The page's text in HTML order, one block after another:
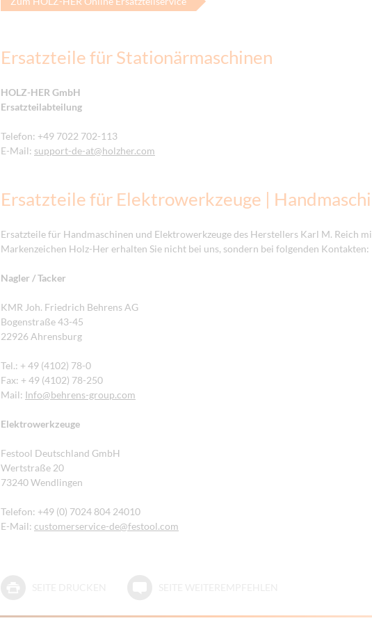
Ersatzteile für Stationärmaschinen
HOLZ-HER GmbH
Ersatzteilabteilung
Telefon: +49 7022 702-113
E-Mail: support-de-at@holzher.com
Ersatzteile für Elektrowerkzeuge |
Ersatzteile für Handmaschinen und Elektrowerkzeuge des Herstellers Karl M. Reich
Markenzeichen Holz-Her erhalten Sie nicht bei uns, sondern bei folgenden Kontakten:
Nagler / Tacker
KMR Joh. Friedrich Behrens AG
Bogenstraße 43-45
22926 Ahrensburg
Tel.: + 49 (4102) 78-0
Fax: + 49 (4102) 78-250
Mail: Info@behrens-group.com
Elektrowerkzeuge
Festool Deutschland GmbH
Wertstraße 20
73240 Wendlingen
Telefon: +49 (0) 7024 804 24010
E-Mail: customerservice-de@festool.com